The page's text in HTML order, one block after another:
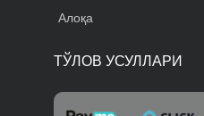
Алоқа
ТЎЛОВ УСУЛЛАРИ